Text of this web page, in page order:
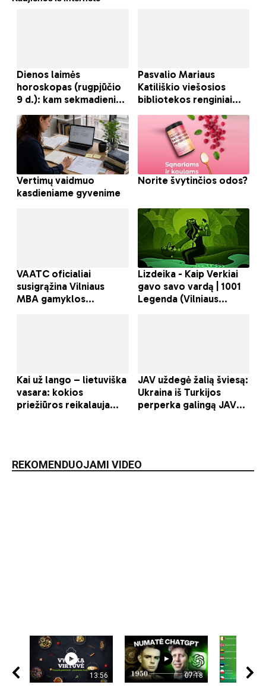
REKOMENDUOJAMI VIDEO
13:56 07:18